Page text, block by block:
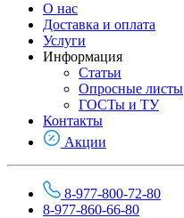
О нас
Доставка и оплата
Услуги
Информация
Статьи
Опросные листы
ГОСТы и ТУ
Контакты
Акции
8-977-800-72-80
8-977-860-66-80